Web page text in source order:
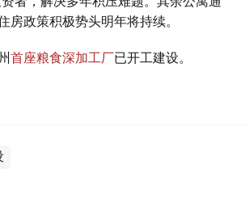
政策积极势头明年将持续。
首座粮食深加工厂已开工建设。